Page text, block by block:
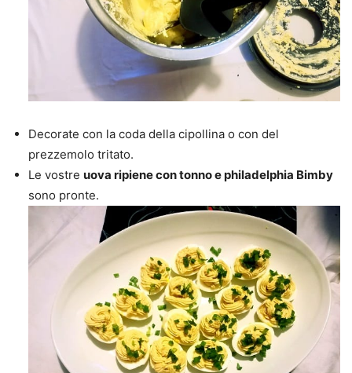
Decorate con la coda della cipollina o con del
prezzemolo tritato.
Le vostre uova ripiene con tonno e philadelphia Bimby
sono pronte.